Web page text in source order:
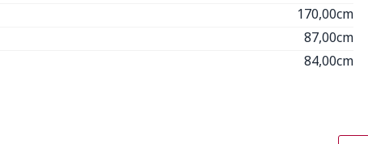
170,00cm
87,00cm
84,00cm